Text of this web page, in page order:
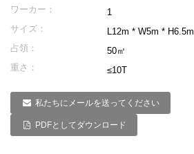
ワーカー：
1
サイズ：
L12m * W5m * H6.5m
占領：
50㎡
重さ：
≤10T
私たちにメールを送ってください
PDFとしてダウンロード